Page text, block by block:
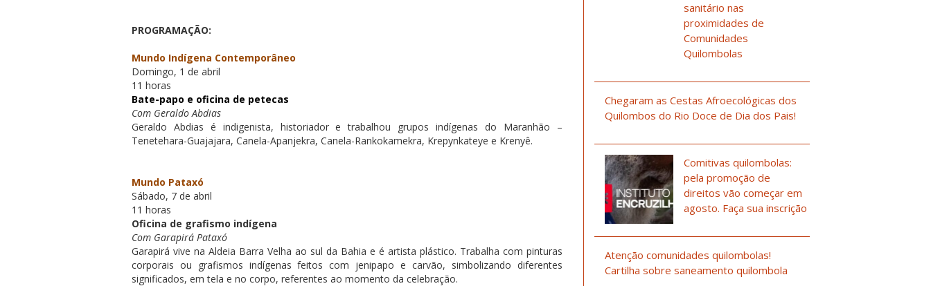
PROGRAMAÇÃO:
Mundo Indígena Contemporâneo
Domingo, 1 de abril
11 horas
Bate-papo e oficina de petecas
Com Geraldo Abdias
Geraldo Abdias é indigenista, historiador e trabalhou grupos indígenas do Maranhão –
Tenetehara-Guajajara, Canela-Apanjekra, Canela-Rankokamekra, Krepynkateye e Krenyê.
Mundo Pataxó
Sábado, 7 de abril
11 horas
Oficina de grafismo indígena
Com Garapirá Pataxó
Garapirá vive na Aldeia Barra Velha ao sul da Bahia e é artista plástico. Trabalha com pinturas
corporais ou grafismos indígenas feitos com jenipapo e carvão, simbolizando diferentes
significados, em tela e no corpo, referentes ao momento da celebração.
sanitário nas
proximidades de
Comunidades
Quilombolas
Chegaram as Cestas Afroecológicas dos
Quilombos do Rio Doce de Dia dos Pais!
Comitivas quilombolas:
pela promoção de
direitos vão começar em
agosto. Faça sua inscrição
Atenção comunidades quilombolas!
Cartilha sobre saneamento quilombola